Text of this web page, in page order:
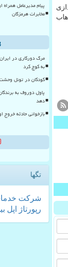
پیام مدیرعامل همراه
مخابرات هرمزگان
مرگ دورکاری در
به کوچ کرد
کودکان در تونل
پاول دوروف به
دهد
بازخوانی حادثه خروج
تگها
شركت
رپورتاژ
اپل